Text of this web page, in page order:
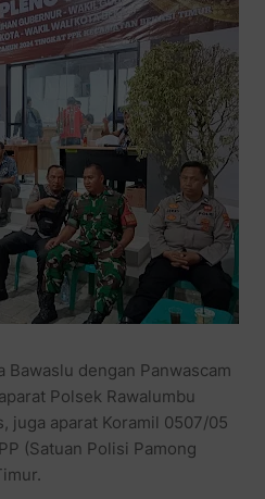
Bawaslu dengan Panwascam
Polsek Rawalumbu
juga aparat Koramil 0507/05
(Satuan Polisi Pamong